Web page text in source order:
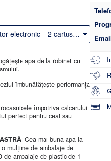
apa de la robinet cu
îmbunătățește performanța
împotriva calcarului
perfect pentru ceai sau
Cea mai bună apă la
mulțime de ambalaje de
de ambalaje de plastic de 1